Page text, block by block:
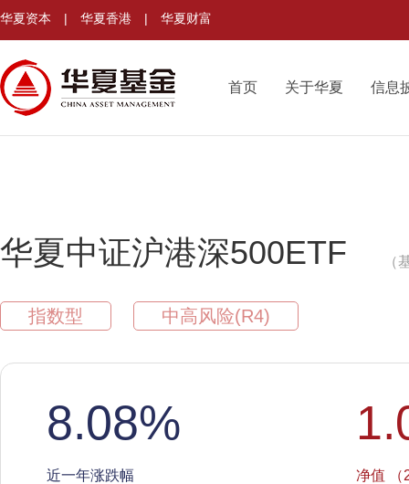
华夏资本 | 华夏香港 | 华夏财富
首页 关于华夏 信息
华夏中证沪港深500ETF （
指数型 中高风险(R4)
8.08%
近一年涨跌幅 净值 （